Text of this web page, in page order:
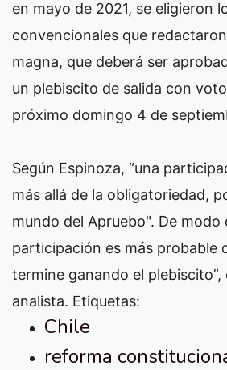
en mayo de 2021, se eligieron
convencionales que
magna, que deberá ser
un plebiscito de salida con
próximo domingo 4 de
Según Espinoza, “una
más allá de la obligatoriedad,
mundo del Apruebo". De modo
participación es más probable
termine ganando el plebiscito”,
analista. Etiquetas:
Chile
reforma